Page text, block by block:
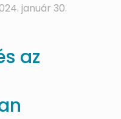
január 30.
az